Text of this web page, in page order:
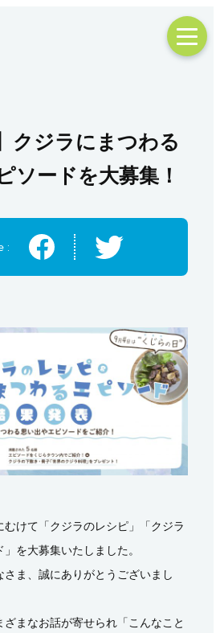
クジラにまつわる
ソードを大募集！
:
むけて「クジラのレシピ」「クジラ
を大募集いたしました。
さま、誠にありがとうございまし
まなお話が寄せられ「こんなこと